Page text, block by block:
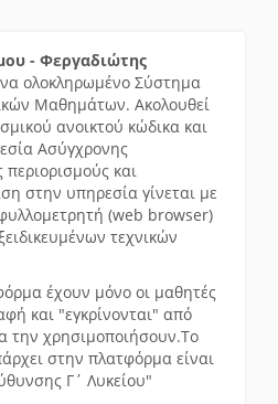
- Φεργαδιώτης
ολοκληρωμένο Σύστημα
Μαθημάτων. Ακολουθεί
ανοικτού κώδικα και
Ασύγχρονης
και
στην υπηρεσία γίνεται με
(web browser)
τεχνικών
έχουν μόνο οι μαθητές
και "εγκρίνονται" από
την χρησιμοποιήσουν.Το
στην πλατφόρμα είναι
Γ΄ Λυκείου"